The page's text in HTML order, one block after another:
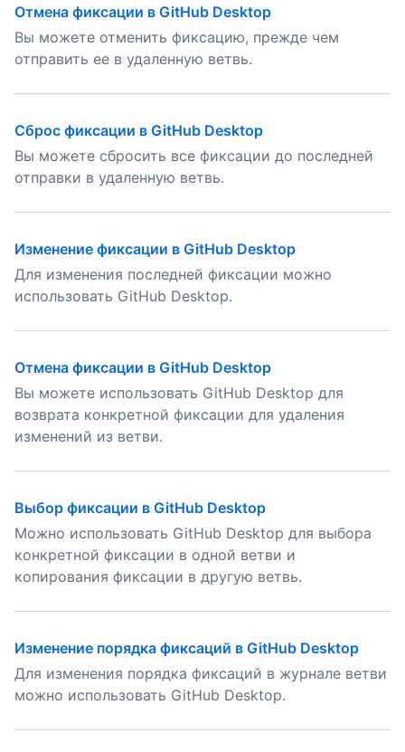
Отмена фиксации в GitHub Desktop
Вы можете отменить фиксацию, прежде чем
отправить ее в удаленную ветвь.
Сброс фиксации в GitHub Desktop
Вы можете сбросить все фиксации до последней
отправки в удаленную ветвь.
Изменение фиксации в GitHub Desktop
Для изменения последней фиксации можно
использовать GitHub Desktop.
Отмена фиксации в GitHub Desktop
Вы можете использовать GitHub Desktop для
возврата конкретной фиксации для удаления
изменений из ветви.
Выбор фиксации в GitHub Desktop
Можно использовать GitHub Desktop для выбора
конкретной фиксации в одной ветви и
копирования фиксации в другую ветвь.
Изменение порядка фиксаций в GitHub Desktop
Для изменения порядка фиксаций в журнале ветви
можно использовать GitHub Desktop.